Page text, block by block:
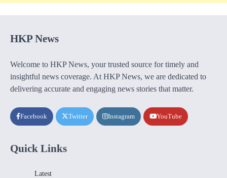
HKP News
Welcome to HKP News, your trusted source for timely and
insightful news coverage. At HKP News, we are dedicated to
delivering accurate and engaging news stories that matter.
Facebook Twitter Instagram YouTube
Quick Links
Latest